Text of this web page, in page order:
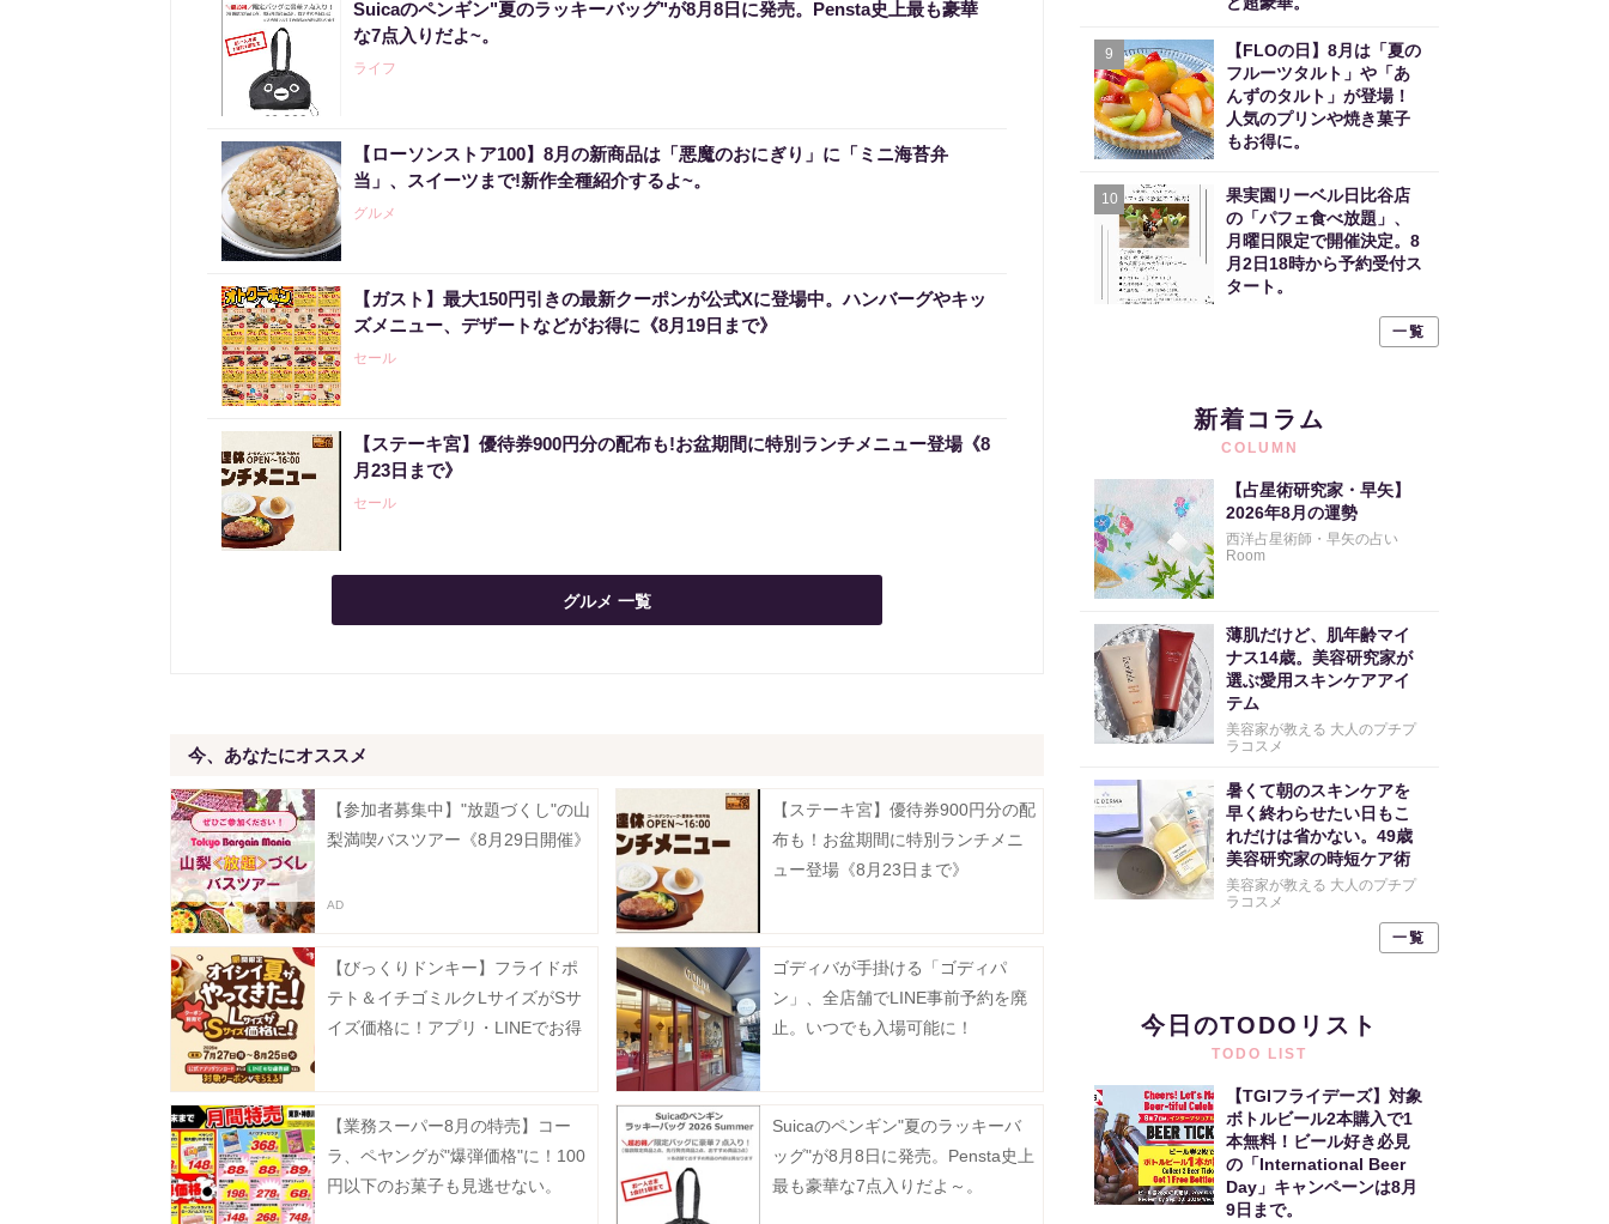
Suicaのペンギン"夏のラッキーバッグ"が8月8日に発売。Pensta史上最も豪華
な7点入りだよ~。
ライフ
【ローソンストア100】8月の新商品は「悪魔のおにぎり」に「ミニ海苔弁
当」、スイーツまで!新作全種紹介するよ~。
グルメ
【ガスト】最大150円引きの最新クーポンが公式Xに登場中。ハンバーグやキッ
ズメニュー、デザートなどがお得に《8月19日まで》
セール
【ステーキ宮】優待券900円分の配布も!お盆期間に特別ランチメニュー登場《8
月23日まで》
セール
グルメ 一覧
今、あなたにオススメ
【参加者募集中】"放題づくし"の山
梨満喫バスツアー《8月29日開催》
【ステーキ宮】優待券900円分の配
布も！お盆期間に特別ランチメニ
ュー登場《8月23日まで》
【びっくりドンキー】フライドポ
テト＆イチゴミルクLサイズがSサ
イズ価格に！アプリ・LINEでお得
ゴディバが手掛ける「ゴディパ
ン」、全店舗でLINE事前予約を廃
止。いつでも入場可能に！
【業務スーパー8月の特売】コー
ラ、ペヤングが"爆弾価格"に！100
円以下のお菓子も見逃せない。
Suicaのペンギン"夏のラッキーバ
ッグ"が8月8日に発売。Pensta史上
最も豪華な7点入りだよ～。
9
【FLOの日】8月は「夏の
フルーツタルト」や「あ
んずのタルト」が登場！
人気のプリンや焼き菓子
もお得に。
10
果実園リーベル日比谷店
の「パフェ食べ放題」、
月曜日限定で開催決定。8
月2日18時から予約受付ス
タート。
一覧
新着コラム
COLUMN
【占星術研究家・早矢】
2026年8月の運勢
西洋占星術師・早矢の占い
Room
薄肌だけど、肌年齢マイ
ナス14歳。美容研究家が
選ぶ愛用スキンケアアイ
テム
美容家が教える 大人のプチプ
ラコスメ
暑くて朝のスキンケアを
早く終わらせたい日もこ
れだけは省かない。49歳
美容研究家の時短ケア術
美容家が教える 大人のプチプ
ラコスメ
一覧
今日のTODOリスト
TODO LIST
【TGIフライデーズ】対象
ボトルビール2本購入で1
本無料！ビール好き必見
の「International Beer
Day」キャンペーンは8月
9日まで。